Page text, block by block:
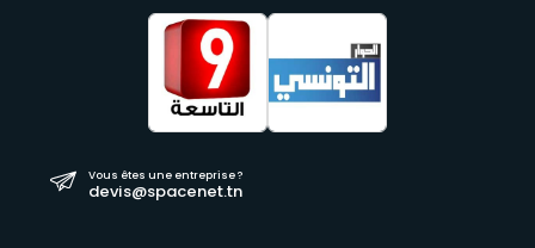
Vous êtes une entreprise ?
devis@spacenet.tn